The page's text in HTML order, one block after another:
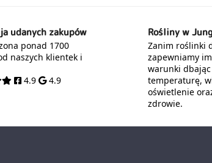
udanych zakupów
ponad 1700
naszych klientek i
4.9
4.9
Rośliny w
Zanim roślinki
zapewniamy
warunki dbając
temperaturę,
oświetlenie
zdrowie.